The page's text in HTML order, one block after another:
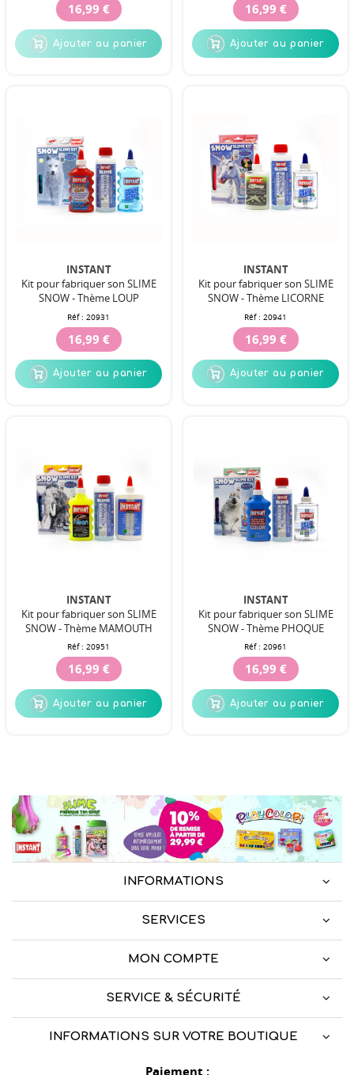
16,99 €
Ajouter au panier
16,99 €
Ajouter au panier
INSTANT
Kit pour fabriquer son SLIME
SNOW - Thème LOUP
Réf : 20931
16,99 €
Ajouter au panier
INSTANT
Kit pour fabriquer son SLIME
SNOW - Thème LICORNE
Réf : 20941
16,99 €
Ajouter au panier
INSTANT
Kit pour fabriquer son SLIME
SNOW - Thème MAMOUTH
Réf : 20951
16,99 €
Ajouter au panier
INSTANT
Kit pour fabriquer son SLIME
SNOW - Thème PHOQUE
Réf : 20961
16,99 €
Ajouter au panier
Paiement :
INFORMATIONS
SERVICES
SERVICE & SÉCURITÉ
MON COMPTE
INFORMATIONS SUR VOTRE BOUTIQUE